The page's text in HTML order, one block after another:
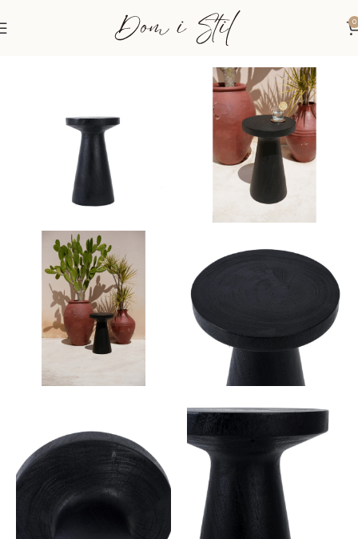
0
Stolovi